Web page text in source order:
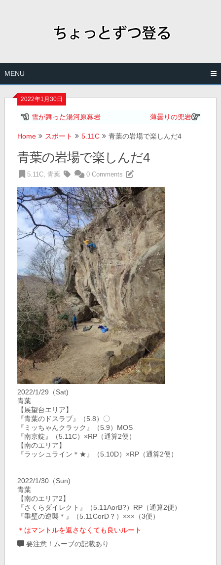
MENU
2022年1月30日
雪が舞った湯河原幕岩 薄曇りの兜岩
Home スポート 5.11C 青葉の岩場で楽しんだ4
青葉の岩場で楽しんだ4
5.11C,青葉 0 Comments
2022/1/29（Sat)
青葉
【展望台エリア】
『青葉のドスラブ』（5.8）〇
『ミッちゃんクラック』（5.9）MOS
『南京錠』（5.11C）×RP（通算2便）
【南のエリア】
『ラッシュライン＊★』（5.10D）×RP（通算2便）
2022/1/30（Sun)
青葉
【南のエリア2】
『さくらダイレクト』（5.11AorB?）RP（通算2便）
『垂壁の逆襲＊』（5.11CorD？）×××（3便）
＊はマントルを返さなくても良いルート
要注意！ムーブの記載あり